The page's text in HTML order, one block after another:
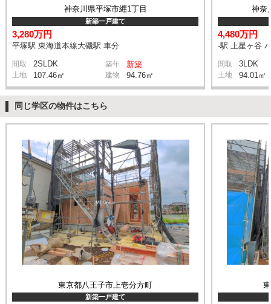
神奈川県平塚市纒1丁目
新築一戸建て
3,280万円
平塚駅 東海道本線大磯駅 車分
間取 2SLDK 築年 新築
土地 107.46㎡ 建物 94.76㎡
神奈
4,480万円
-駅 上星ヶ谷
間取 3LDK
土地 94.01㎡
同じ学区の物件はこちら
東京都八王子市上壱分方町
新築一戸建て